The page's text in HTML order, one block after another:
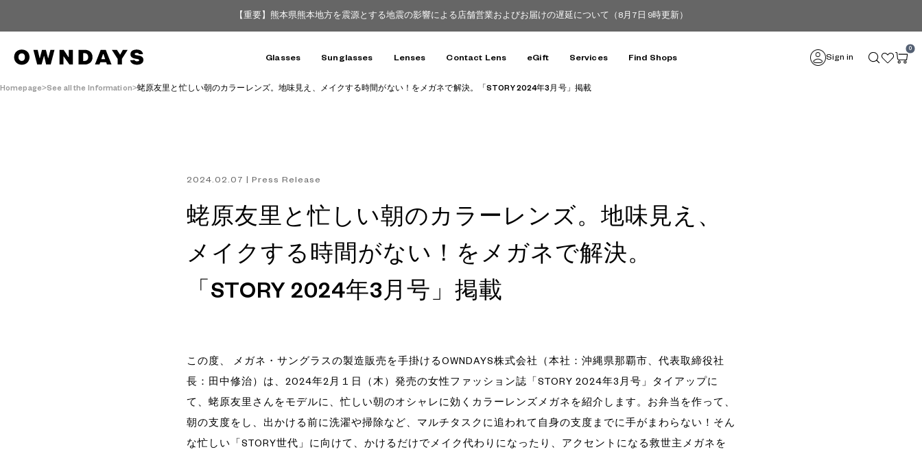
【重要】熊本県熊本地方を震源とする地震の影響による店舗営業およびお届けの遅延について（8月7日 9時更新）
Glasses Sunglasses Lenses Contact Lens eGift Services Find Shops Sign in
0
Homepage See all the Information 蛯原友里と忙しい朝のカラーレンズ。地味見え、メイクする時間がない！をメガネで解決。「STORY 2024年3月号」掲載
2024.02.07 | Press Release
蛯原友里と忙しい朝のカラーレンズ。地味見え、
メイクする時間がない！をメガネで解決。
「STORY 2024年3月号」掲載
この度、 メガネ・サングラスの製造販売を手掛けるOWNDAYS株式会社（本社：沖縄県那覇市、代表取締役社
長：田中修治）は、2024年2月１日（木）発売の女性ファッション誌「STORY 2024年3月号」タイアップに
て、蛯原友里さんをモデルに、忙しい朝のオシャレに効くカラーレンズメガネを紹介します。お弁当を作って、
朝の支度をし、出かける前に洗濯や掃除など、マルチタスクに追われて自身の支度までに手がまわらない！そん
な忙しい「STORY世代」に向けて、かけるだけでメイク代わりになったり、アクセントになる救世主メガネを